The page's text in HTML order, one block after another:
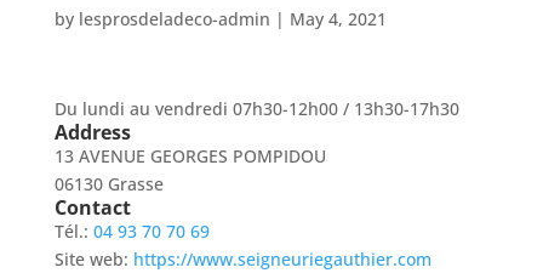
by lesprosdeladeco-admin | May 4, 2021
Du lundi au vendredi 07h30-12h00 / 13h30-17h30
Address
13 AVENUE GEORGES POMPIDOU
06130 Grasse
Contact
Tél.: 04 93 70 70 69
Site web: https://www.seigneuriegauthier.com